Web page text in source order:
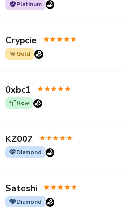
Platinum
Crypcie
Gold
0xbc1
New
KZ007
Diamond
Satoshi
Diamond